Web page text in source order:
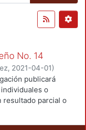
No. 14
, 2021-04-01)
Iván;Laureano, Ana
;Sánchez,
;Verduga, Denis
publicará
o
resultado parcial o